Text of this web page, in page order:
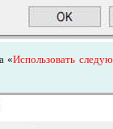
«Использовать